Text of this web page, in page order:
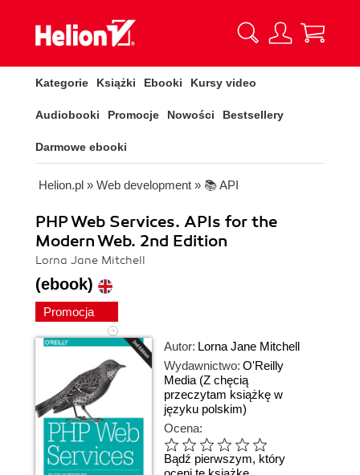
Kategorie Książki Ebooki Kursy video
Audiobooki Promocje Nowości Bestsellery
Darmowe ebooki
Helion.pl » Web development » 📚 API
PHP Web Services. APIs for the
Modern Web. 2nd Edition
Lorna Jane Mitchell
(ebook)
Promocja
Autor: Lorna Jane Mitchell
Wydawnictwo: O'Reilly
Media (Z chęcią
przeczytam książkę w
języku polskim)
Ocena:
Bądź pierwszym, który